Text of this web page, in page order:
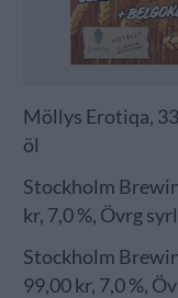
Möllys Erotiqa,
öl
Stockholm
kr, 7,0 %, Övrg
Stockholm
99,00 kr, 7,0 %,